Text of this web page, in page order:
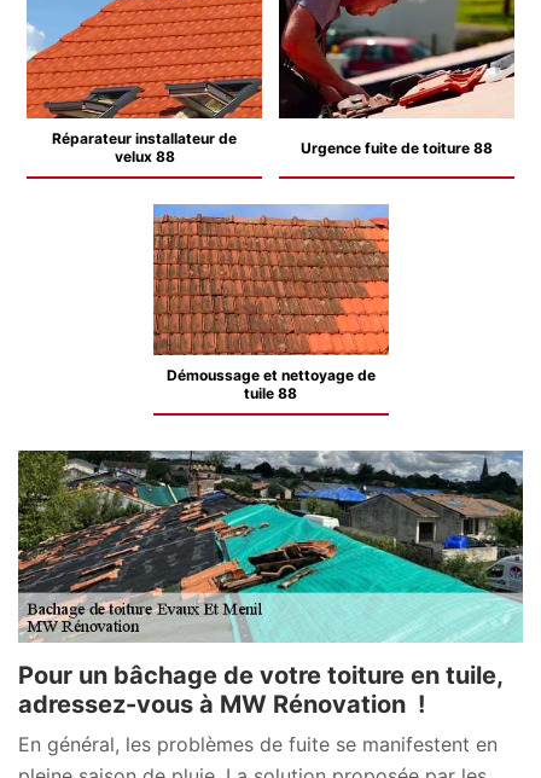
Réparateur installateur de
velux 88
Urgence fuite de toiture 88
Démoussage et nettoyage de
tuile 88
Pour un bâchage de votre toiture en tuile,
adressez-vous à MW Rénovation !
En général, les problèmes de fuite se manifestent en